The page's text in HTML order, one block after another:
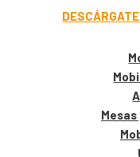
DESCÁRGATE